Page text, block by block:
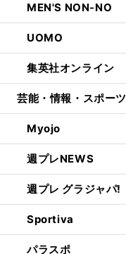
MEN'S NON-NO
UOMO
集英社オンライン
芸能・情報・スポーツ
Myojo
週プレNEWS
週プレ グラジャパ!
Sportiva
パラスポ